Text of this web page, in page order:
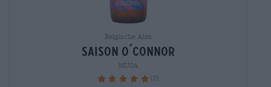
Belgische Ales
saison o´connor
MUSA
100% (2)